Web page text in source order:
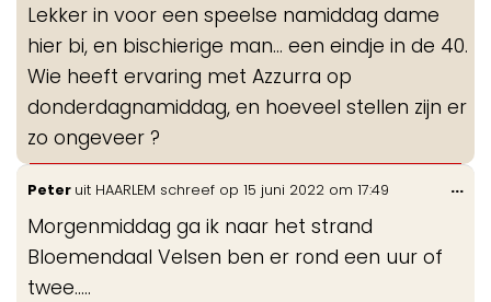
Lekker in voor een speelse namiddag dame
hier bi, en bischierige man... een eindje in de 40.
Wie heeft ervaring met Azzurra op
donderdagnamiddag, en hoeveel stellen zijn er
zo ongeveer ?
Peter uit HAARLEM schreef op 15 juni 2022 om 17:49
Morgenmiddag ga ik naar het strand
Bloemendaal Velsen ben er rond een uur of
twee.....
...